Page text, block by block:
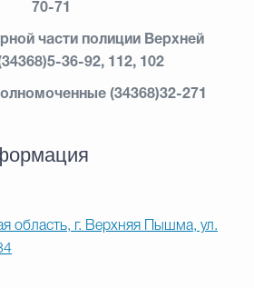
70-71
части полиции Верхней
36-92, 112, 102
(34368)32-271
область, г. Верхняя Пышма, ул.